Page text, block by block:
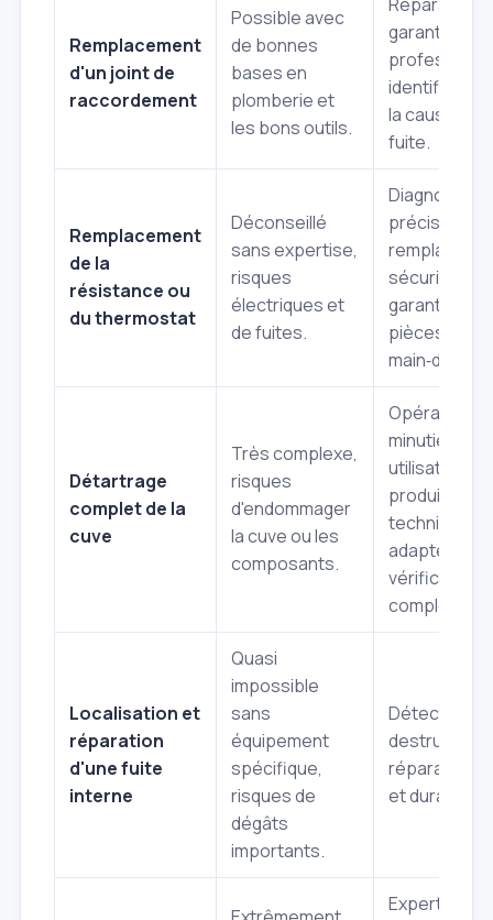
Remplacement
d'un joint de
raccordement
Possible avec
de bonnes
bases en
plomberie et
les bons outils.
Réparation
garantie,
la cause de
fuite.
Remplacement
de la
résistance ou
du thermostat
Déconseillé
sans expertise,
risques
électriques et
de fuites.
Diagnostic
précis,
sécurisé,
garantie des
pièces et
Détartrage
complet de la
cuve
Très complexe,
risques
d'endommager
la cuve ou les
composants.
Opération
minutieuse,
utilisation de
produits et
techniques
adaptés,
vérification
complète.
Localisation et
réparation
d'une fuite
interne
Quasi
impossible
sans
équipement
spécifique,
risques de
dégâts
importants.
Détection
destructive,
réparation
et durable.
Expertise